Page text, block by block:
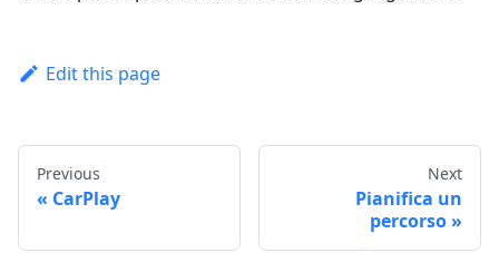
Edit this page
Previous
CarPlay
Next
Pianifica un
percorso